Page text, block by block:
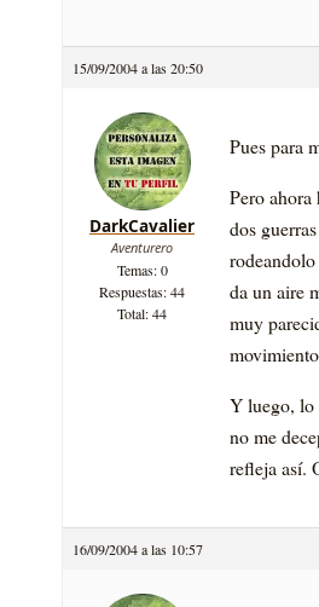
15/09/2004 a las 20:50
DarkCavalier
Aventurero
Temas: 0
Respuestas: 44
Total: 44
Pues para
Pero ahora
dos
da un aire
muy
Y luego, lo
no me
refleja así­.
16/09/2004 a las 10:57